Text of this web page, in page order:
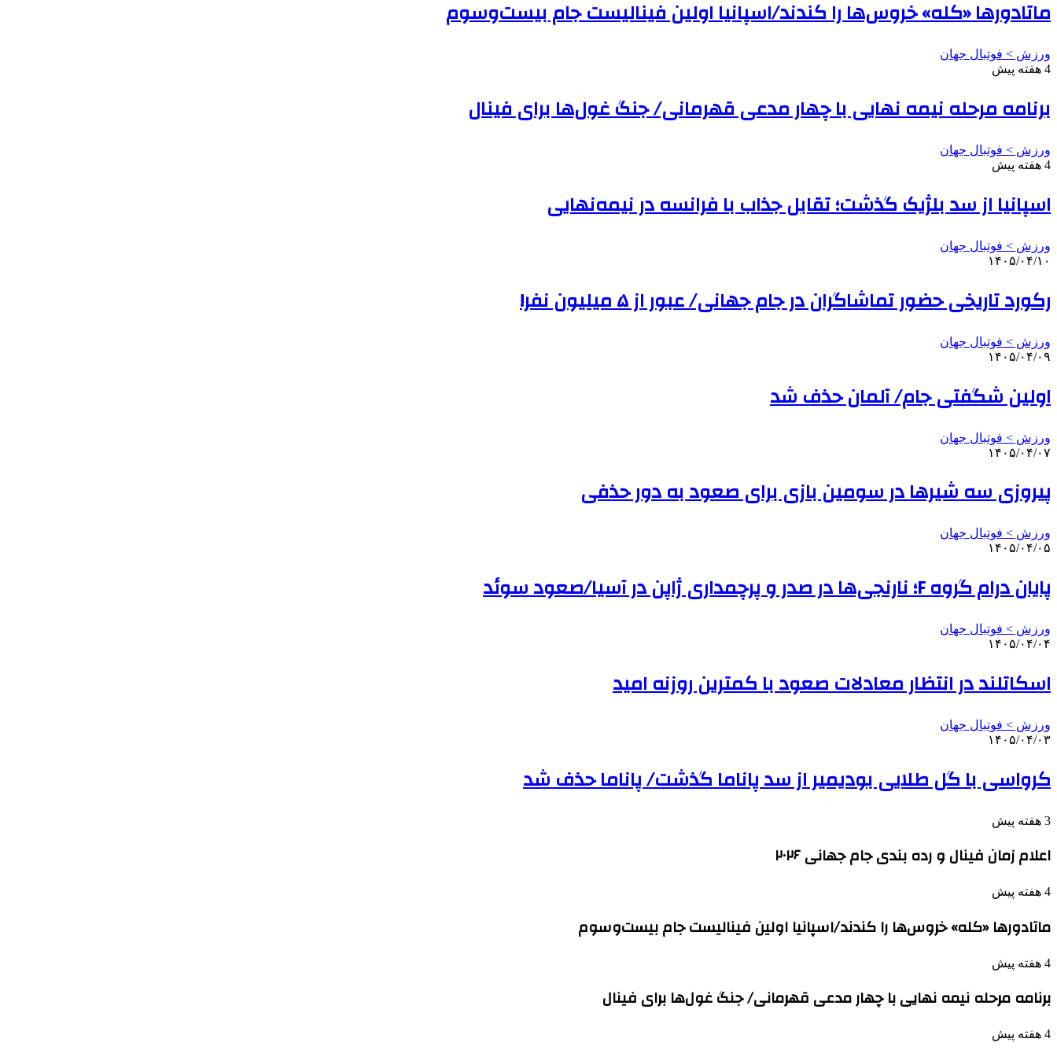
ماتادورها «کله» خروس‌ها را کندند/اسپانیا اولین فینالیست جام بیست‌وسوم
ورزش > فوتبال جهان
4 هفته پیش
برنامه مرحله نیمه نهایی با چهار مدعی قهرمانی/ جنگ غول‌ها برای فینال
ورزش > فوتبال جهان
4 هفته پیش
اسپانیا از سد بلژیک گذشت؛ تقابل جذاب با فرانسه در نیمه‌نهایی
ورزش > فوتبال جهان
۱۴۰۵/۰۴/۱۰
رکورد تاریخی حضور تماشاگران در جام جهانی/ عبور از ۵ میلیون نفر!
ورزش > فوتبال جهان
۱۴۰۵/۰۴/۰۹
اولین شگفتی جام/ آلمان حذف شد
ورزش > فوتبال جهان
۱۴۰۵/۰۴/۰۷
پیروزی سه شیرها در سومین بازی برای صعود به دور حذفی
ورزش > فوتبال جهان
۱۴۰۵/۰۴/۰۵
پایان درام گروه F؛ نارنجی‌ها در صدر و پرچمداری ژاپن در آسیا/صعود سوئد
ورزش > فوتبال جهان
۱۴۰۵/۰۴/۰۴
اسکاتلند در انتظار معادلات صعود با کمترین روزنه امید
ورزش > فوتبال جهان
۱۴۰۵/۰۴/۰۳
کرواسی با گل طلایی بودیمیر از سد پاناما گذشت/ پاناما حذف شد
3 هفته پیش
اعلام زمان فینال و رده بندی جام جهانی ۲۰۲۶
4 هفته پیش
ماتادورها «کله» خروس‌ها را کندند/اسپانیا اولین فینالیست جام بیست‌وسوم
4 هفته پیش
برنامه مرحله نیمه نهایی با چهار مدعی قهرمانی/ جنگ غول‌ها برای فینال
4 هفته پیش